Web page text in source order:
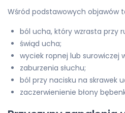
Wśród podstawowych objawów
ból ucha, który wzrasta przy
świąd ucha;
wyciek ropnej lub surowiczej
zaburzenia słuchu;
ból przy nacisku na skrawek
zaczerwienienie błony